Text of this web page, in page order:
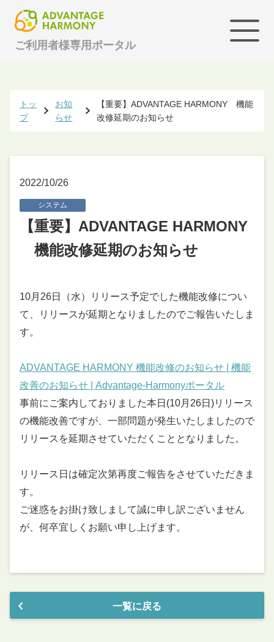
ご利用者様専用ポータル
トッ
プ
お知
らせ
【重要】ADVANTAGE HARMONY 機能
改修延期のお知らせ
2022/10/26
システム
【重要】ADVANTAGE HARMONY
機能改修延期のお知らせ
10月26日（水）リリース予定でした機能改修につい
て、リリースが延期となりましたのでご報告いたしま
す。
ADVANTAGE HARMONY 機能改修のお知らせ | 機能
改善のお知らせ | Advantage-Harmonyポータル
事前にご案内しておりました本日(10月26日)リリース
の機能改善ですが、一部問題が発生いたしましたので
リリースを延期させていただくこととなりました。
リリース日は確定次第再度ご報告をさせていただきま
す。
ご迷惑をお掛け致しまして誠に申し訳ございません
が、何卒宜しくお願い申し上げます。
一覧に戻る